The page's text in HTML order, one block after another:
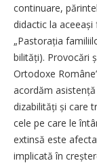
continuare,
didactic la
„Pastorația
bilități). Provocări
Ortodoxe
acordăm
dizabilități și care
cele pe care le
extinsă este
implicată în